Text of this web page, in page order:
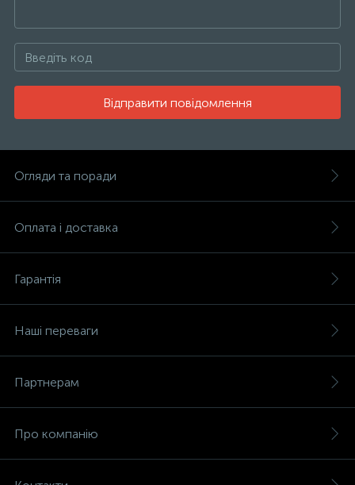
Відправити повідомлення
Огляди та поради
Оплата і доставка
Гарантія
Наші переваги
Партнерам
Про компанію